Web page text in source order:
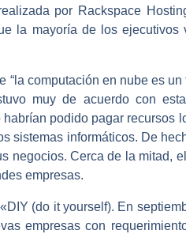
por Rackspace
la mayoría de los
computación en nube es
muy de acuerdo con
podido pagar recursos
sistemas informáticos. De
negocios. Cerca de la mitad,
empresas.
(do it yourself). En
empresas con